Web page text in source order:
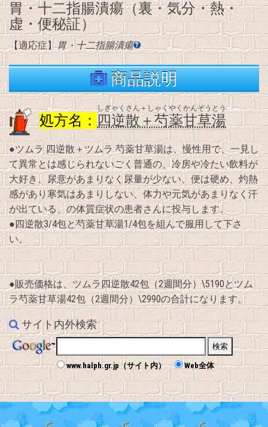
胃・十二指腸潰瘍（裏・気分・熱・
虚・便秘証）
【適応症】胃・十二指腸潰瘍
商品説明
処方名： 四逆散＋芍薬甘草湯
しぎゃくさん＋しゃくやくかんぞうとう
●ツムラ 四逆散＋ツムラ 芍薬甘草湯は、慢性用で、一見し
て異常とは感じられないごく普通の、冷房や冷たい飲料が
大好き、尿意があまりなく尿量が少ない、便は硬め、灼熱
感があり寒気はあまりしない、体力や元気があまりなく汗
が出ている、の体質症状の患者さんに投与します。
●四逆散3/4包と芍薬甘草湯1/4包を組んで服用して下さ
い。
●販売価格は、ツムラ四逆散42包（2週間分）\5190とツム
ラ芍薬甘草湯42包（2週間分）\2990の合計になります。
サイト内外検索
www.halph.gr.jp（サイト内） Web全体